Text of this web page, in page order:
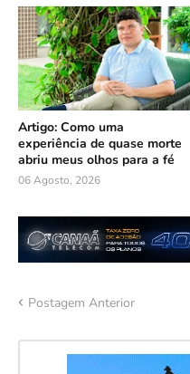
Artigo: Como uma
experiência de quase morte
abriu meus olhos para a fé
06 Agosto, 2026
Postagem Anterior